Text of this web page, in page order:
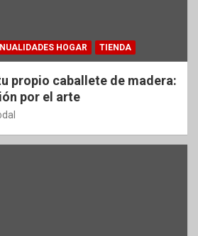
HOGAR TIENDA
propio caballete de madera:
por el arte